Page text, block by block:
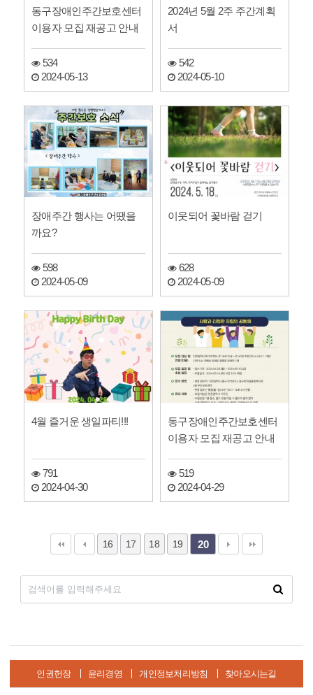
동구장애인주간보호센터
이용자 모집 재공고 안내
534
2024-05-13
2024년 5월 2주 주간계획
서
542
2024-05-10
장애주간 행사는 어땠을
까요?
598
2024-05-09
이웃되어 꽃바람 걷기
628
2024-05-09
4월 즐거운 생일파티!!!
791
2024-04-30
동구장애인주간보호센터
이용자 모집 재공고 안내
519
2024-04-29
16 17 18 19 20
인권헌장 윤리경영 개인정보처리방침 찾아오시는길